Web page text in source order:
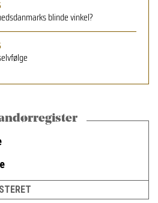
blinde vinkel?